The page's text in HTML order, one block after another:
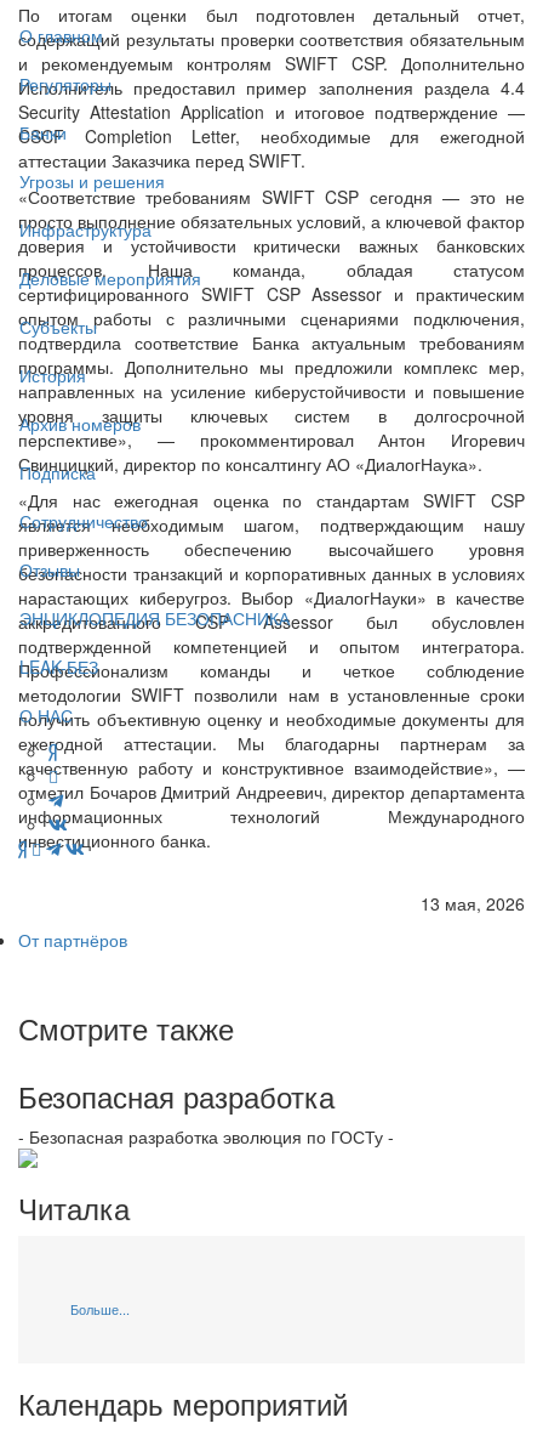
О главном
Регуляторы
Банки
Угрозы и решения
Инфраструктура
Деловые мероприятия
Субъекты
История
Архив номеров
Подписка
Сотрудничество
Отзывы
ЭНЦИКЛОПЕДИЯ БЕЗОПАСНИКА
LEAK-БЕЗ
О НАС
По итогам оценки был подготовлен детальный отчет,
содержащий результаты проверки соответствия обязательным
и рекомендуемым контролям SWIFT CSP. Дополнительно
Исполнитель предоставил пример заполнения раздела 4.4
Security Attestation Application и итоговое подтверждение —
CSCF Completion Letter, необходимые для ежегодной
аттестации Заказчика перед SWIFT.
«Соответствие требованиям SWIFT CSP сегодня — это не
просто выполнение обязательных условий, а ключевой фактор
доверия и устойчивости критически важных банковских
процессов. Наша команда, обладая статусом
сертифицированного SWIFT CSP Assessor и практическим
опытом работы с различными сценариями подключения,
подтвердила соответствие Банка актуальным требованиям
программы. Дополнительно мы предложили комплекс мер,
направленных на усиление киберустойчивости и повышение
уровня защиты ключевых систем в долгосрочной
перспективе», — прокомментировал Антон Игоревич
Свинцицкий, директор по консалтингу АО «ДиалогНаука».
«Для нас ежегодная оценка по стандартам SWIFT CSP
является необходимым шагом, подтверждающим нашу
приверженность обеспечению высочайшего уровня
безопасности транзакций и корпоративных данных в условиях
нарастающих киберугроз. Выбор «ДиалогНауки» в качестве
аккредитованного CSP Assessor был обусловлен
подтвержденной компетенцией и опытом интегратора.
Профессионализм команды и четкое соблюдение
методологии SWIFT позволили нам в установленные сроки
получить объективную оценку и необходимые документы для
ежегодной аттестации. Мы благодарны партнерам за
качественную работу и конструктивное взаимодействие», —
отметил Бочаров Дмитрий Андреевич, директор департамента
информационных технологий Международного
инвестиционного банка.
13 мая, 2026
От партнёров
Смотрите также
Безопасная разработка
- Безопасная разработка эволюция по ГОСТу -
Читалка
Больше...
Календарь мероприятий